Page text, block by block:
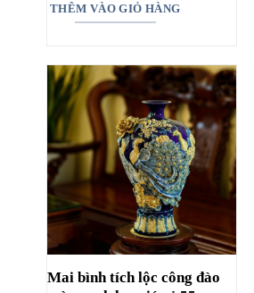
THÊM VÀO GIỎ HÀNG
Mai bình tích lộc công đào